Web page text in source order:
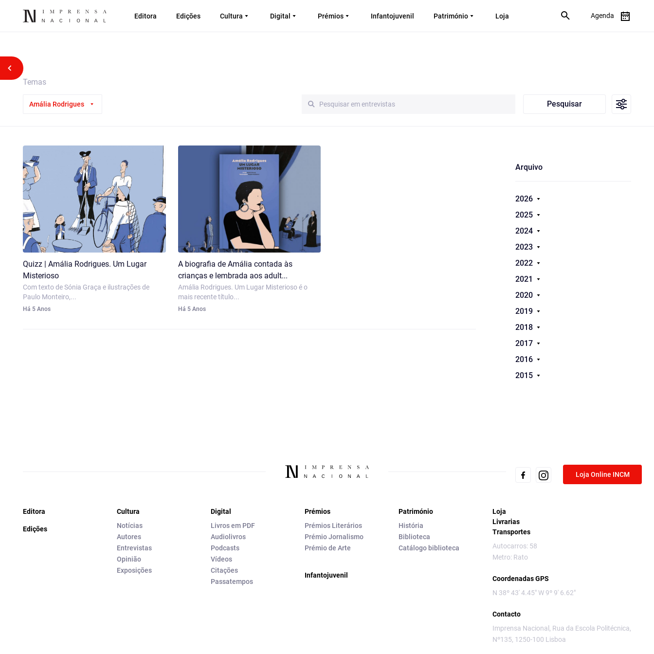
Editora Edições Cultura Digital Prémios Infantojuvenil Património Loja Agenda
Voltar atrás
Temas
Amália Rodrigues Pesquisar
Quizz | Amália Rodrigues. Um Lugar
Misterioso
Com texto de Sónia Graça e ilustrações de
Paulo Monteiro,...
Há 5 Anos
A biografia de Amália contada às
crianças e lembrada aos adult...
Amália Rodrigues. Um Lugar Misterioso é o
mais recente título...
Há 5 Anos
Arquivo
2026
2025
2024
2023
2022
2021
2020
2019
2018
2017
2016
2015
Loja Online INCM
Editora
Edições
Cultura
Notícias
Autores
Entrevistas
Opinião
Exposições
Digital
Livros em PDF
Audiolivros
Podcasts
Vídeos
Citações
Passatempos
Prémios
Prémios Literários
Prémio Jornalismo
Prémio de Arte
Infantojuvenil
Património
História
Biblioteca
Catálogo biblioteca
Loja
Livrarias
Transportes
Autocarros: 58
Metro: Rato
Coordenadas GPS
N 38º 43' 4.45" W 9º 9' 6.62"
Contacto
Imprensa Nacional, Rua da Escola Politécnica,
Nº135, 1250-100 Lisboa